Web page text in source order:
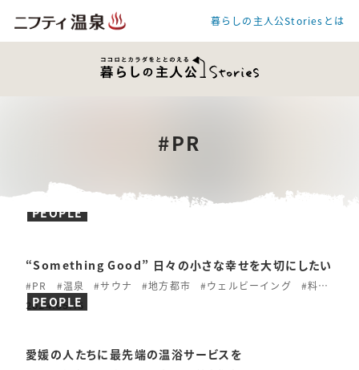
暮らしの主人公Storiesとは
#PR
PEOPLE
“Something Good” 日々の小さな幸せを大切にしたい
#PR #温泉 #サウナ #地方都市 #ウェルビーイング #料理
2024.05.16
PEOPLE
愛媛の人たちに最先端の温浴サービスを